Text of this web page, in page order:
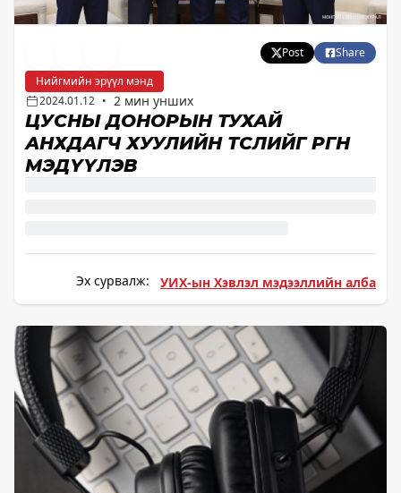
Post
Share
Нийгмийн эрүүл мэнд
2024.01.12 • 2 мин унших
ЦУСНЫ ДОНОРЫН ТУХАЙ
АНХДАГЧ ХУУЛИЙН ТӨСЛИЙГ ӨРГӨН
МЭДҮҮЛЭВ
Эх сурвалж: УИХ-ын Хэвлэл мэдээллийн алба